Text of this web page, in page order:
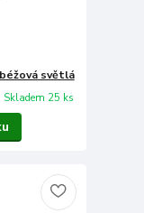
světlá
Skladem 25 ks